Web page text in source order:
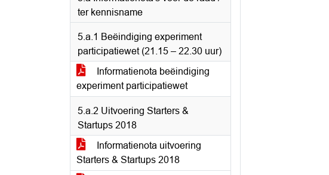
ter kennisname
5.a.1 Beëindiging experiment
participatiewet (21.15 – 22.30 uur)
Informatienota beëindiging
experiment participatiewet
5.a.2 Uitvoering Starters &
Startups 2018
Informatienota uitvoering
Starters & Startups 2018